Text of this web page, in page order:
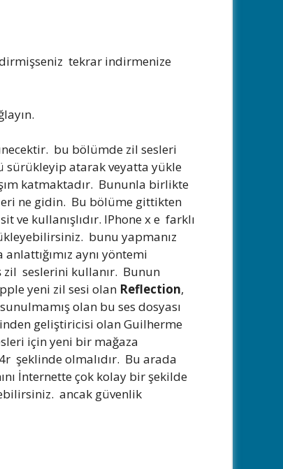
tekrar indirmenize
bu bölümde zil sesleri
sürükleyip atarak veyatta yükle
katmaktadır. Bununla birlikte
ne gidin. Bu bölüme gittikten
ve kullanışlıdır. IPhone x e farklı
bunu yapmanız
aynı yöntemi
zil seslerini kullanır. Bunun
yeni zil sesi olan Reflection,
olan bu ses dosyası
geliştiricisi olan Guilherme
için yeni bir mağaza
şeklinde olmalıdır. Bu arada
İnternette çok kolay bir şekilde
ancak güvenlik